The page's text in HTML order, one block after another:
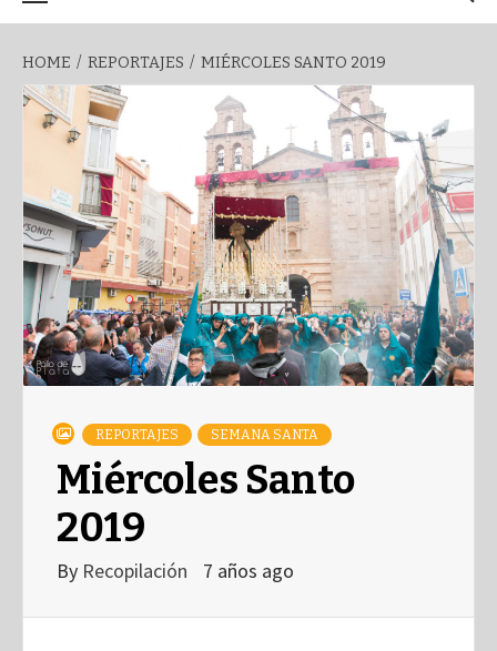
SANTA DE
MÁLAGA
HOME REPORTAJES MIÉRCOLES SANTO 2019
REPORTAJES SEMANA SANTA
Miércoles Santo
2019
By Recopilación 7 años ago